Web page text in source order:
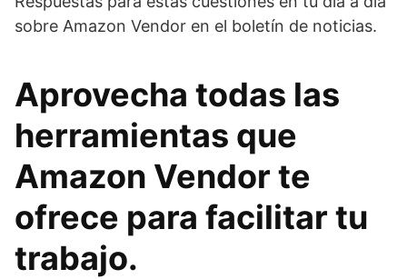
sobre Amazon Vendor en el boletín de noticias.
Aprovecha todas las
herramientas que
Amazon Vendor te
ofrece para facilitar tu
trabajo.